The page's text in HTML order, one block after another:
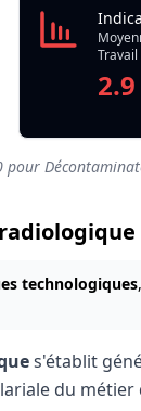
pour
technologiques
s'établit
du